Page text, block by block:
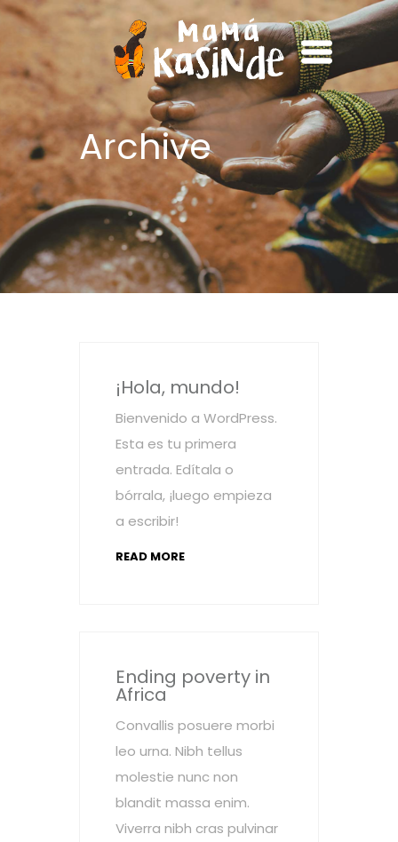
Archive
¡Hola, mundo!
Bienvenido a WordPress.
Esta es tu primera
entrada. Edítala o
bórrala, ¡luego empieza
a escribir!
READ MORE
Ending poverty in
Africa
Convallis posuere morbi
leo urna. Nibh tellus
molestie nunc non
blandit massa enim.
Viverra nibh cras pulvinar